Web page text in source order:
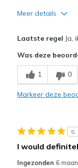
Meer details
Comfortable
Beste
Casual Wear
View On Shoes
Laatste regel Ja,
Was deze
1 0
Markeer deze
5
I would
Ingezonden 6